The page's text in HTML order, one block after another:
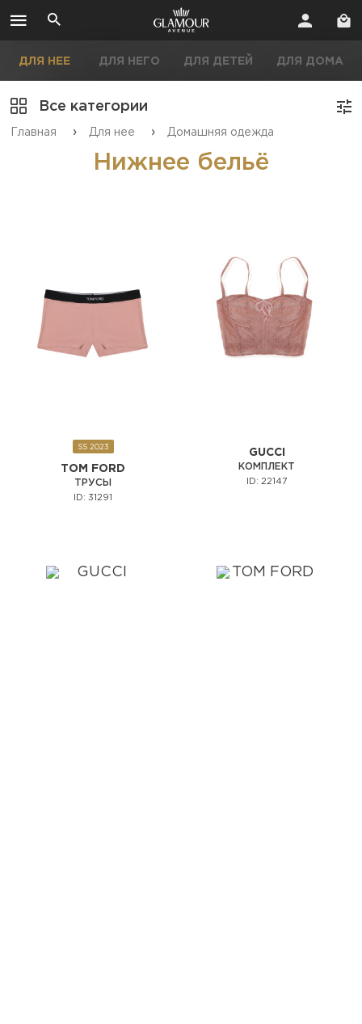
ДЛЯ НЕЕ ДЛЯ НЕГО ДЛЯ ДЕТЕЙ ДЛЯ ДОМА
Все категории
Главная › Для нее › Домашняя одежда
Нижнее бельё
SS 2023
TOM FORD
ТРУСЫ
ID: 31291
GUCCI
КОМПЛЕКТ
ID: 22147